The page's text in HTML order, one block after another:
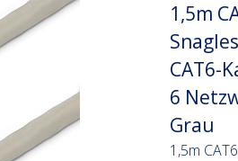
1,5m
CAT6-
6
Grau
1,5m